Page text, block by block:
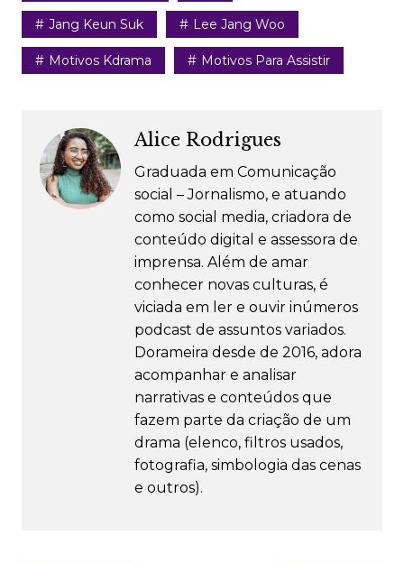
Jang Keun Suk Lee Jang Woo
Motivos Kdrama Motivos Para Assistir
Alice Rodrigues
Graduada em Comunicação
social – Jornalismo, e atuando
como social media, criadora de
conteúdo digital e assessora de
imprensa. Além de amar
conhecer novas culturas, é
viciada em ler e ouvir inúmeros
podcast de assuntos variados.
Dorameira desde de 2016, adora
acompanhar e analisar
narrativas e conteúdos que
fazem parte da criação de um
drama (elenco, filtros usados,
fotografia, simbologia das cenas
e outros).